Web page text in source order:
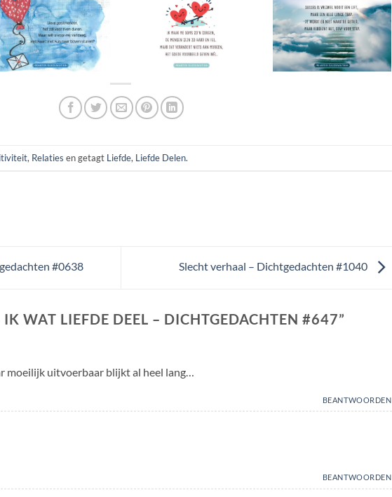
, Relaties en getagt Liefde, Liefde Delen.
#0638 Slecht verhaal – Dichtgedachten #1040
IK WAT LIEFDE DEEL – DICHTGEDACHTEN #647”
moeilijk uitvoerbaar blijkt al heel lang…
BEANTWOORDEN
BEANTWOORDEN